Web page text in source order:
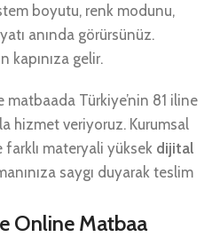
boyutu, renk modunu,
anında görürsünüz.
kapınıza gelir.
matbaada Türkiye’nin 81 iline
hizmet veriyoruz. Kurumsal
farklı materyali yüksek dijital
saygı duyarak teslim
Online Matbaa